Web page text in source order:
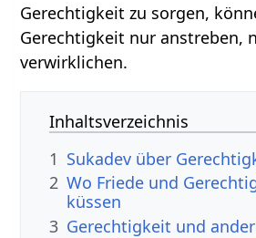
Gerechtigkeit zu sorgen,
Gerechtigkeit nur anstreben,
verwirklichen.
Inhaltsverzeichnis
1 Sukadev über
2 Wo Friede und
küssen
3 Gerechtigkeit und